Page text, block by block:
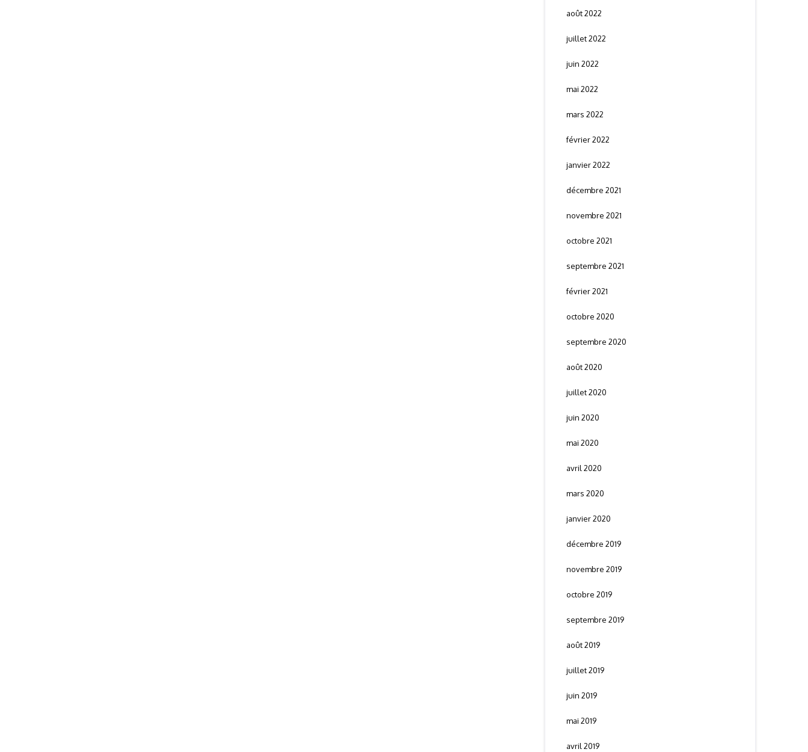
août 2022
juillet 2022
juin 2022
mai 2022
mars 2022
février 2022
janvier 2022
décembre 2021
novembre 2021
octobre 2021
septembre 2021
février 2021
octobre 2020
septembre 2020
août 2020
juillet 2020
juin 2020
mai 2020
avril 2020
mars 2020
janvier 2020
décembre 2019
novembre 2019
octobre 2019
septembre 2019
août 2019
juillet 2019
juin 2019
mai 2019
avril 2019